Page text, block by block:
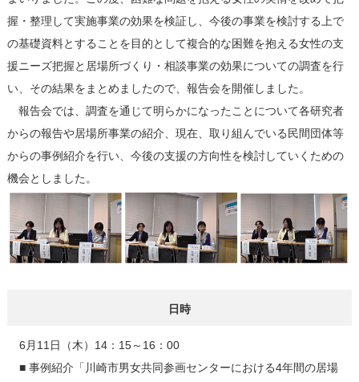
握・整理して実施事業の効果を検証し、今後の事業を検討する上で
の基礎資料とすることを目的として複合的な困難を抱える女性の支
援ニーズ把握と居場所づくり・相談事業の効果についての調査を行
い、その結果をまとめましたので、報告会を開催しました。
報告会では、調査を通じて明らかになったことについて各研究者
からの報告や居場所事業の紹介、現在、取り組んでいる民間団体等
からの事例紹介を行い、今後の支援の方向性を検討していくための
機会としました。
日時
6月11日（木）14：15～16：00
■ 事例紹介「川崎市男女共同参画センターにおける4年間の居場